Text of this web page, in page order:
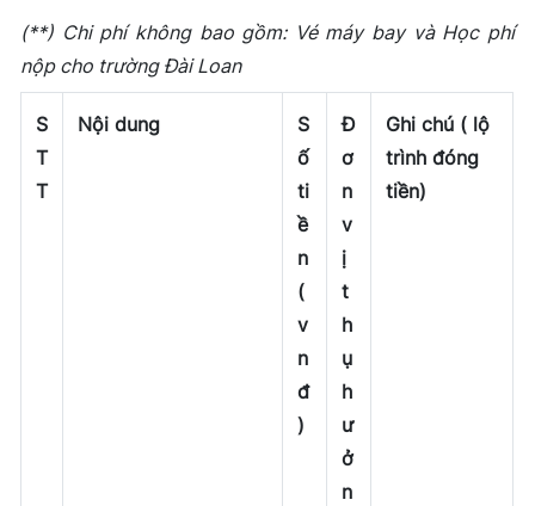
(**) Chi phí không bao gồm: Vé máy bay và Học phí
nộp cho trường Đài Loan
S
T
T
Nội dung
S
ố
ti
ề
n
(
v
n
đ
)
Đ
ơ
n
v
ị
t
h
ụ
h
ư
ở
n
Ghi chú ( lộ
trình đóng
tiền)